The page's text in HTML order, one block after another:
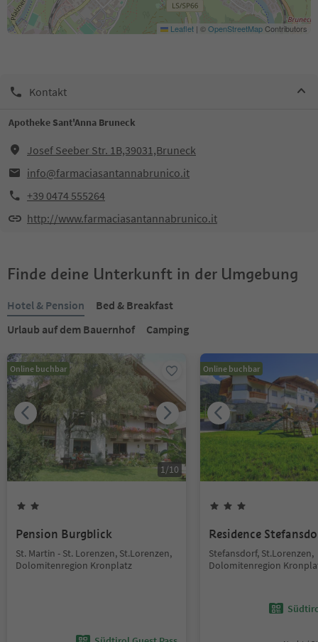
Leaflet | ©OpenStreetMapContributors
Kontakt
Apotheke Sant'Anna Bruneck
Josef Seeber Str. 1B,39031,Bruneck
info@farmaciasantannabrunico.it
+39 0474 555264
http://www.farmaciasantannabrunico.it
Finde deine Unterkunft in der Umgebung
Hotel & Pension
Bed & Breakfast
Urlaub auf dem Bauernhof
Camping
Online buchbar
1/10
Pension Burgblick
St. Martin - St. Lorenzen, St.Lorenzen,
Dolomitenregion Kronplatz
Online buchbar
Residence
Stefansdorf, St.Lorenzen,
Dolomitenregion